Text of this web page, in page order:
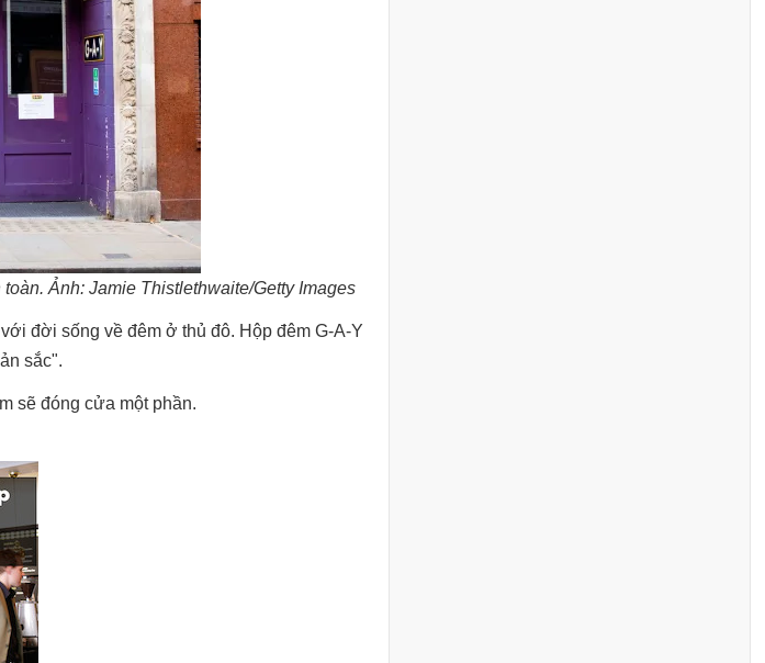
Ảnh: Jamie Thistlethwaite/Getty Images
đời sống về đêm ở thủ đô. Hộp đêm G-A-Y
sắc".
sẽ đóng cửa một phần.